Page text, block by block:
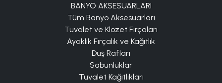
BANYO AKSESUARLARI
Tüm Banyo Aksesuarları
Tuvalet ve Klozet Fırçaları
Ayaklık Fırçalık ve Kağıtlık
Duş Rafları
Sabunluklar
Tuvalet Kağıtlıkları